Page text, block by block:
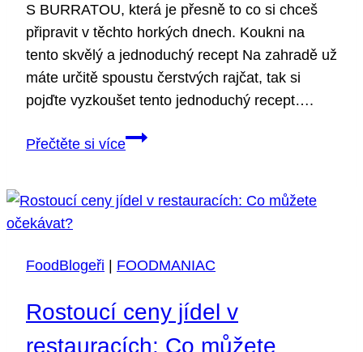
S BURRATOU, která je přesně to co si chceš
připravit v těchto horkých dnech. Koukni na
tento skvělý a jednoduchý recept Na zahradě už
máte určitě spoustu čerstvých rajčat, tak si
pojďte vyzkoušet tento jednoduchý recept….
Přečtěte si vícePAN
S BURRATOU
FoodBlogeři | FOODMANIAC
Rostoucí ceny jídel v
restauracích: Co můžete